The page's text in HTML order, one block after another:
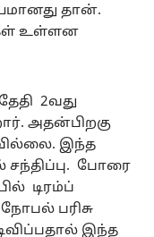
தான்.
உள்ளன
2வது
அதன்பிறகு
இந்த
சந்திப்பு. போரை
டிரம்ப்
பரிசு
இந்த